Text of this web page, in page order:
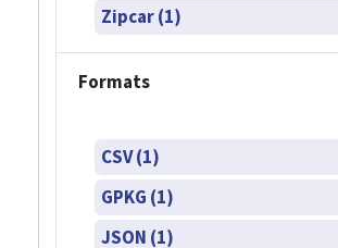
Zipcar (1)
Formats
CSV (1)
GPKG (1)
JSON (1)